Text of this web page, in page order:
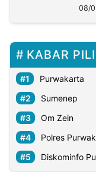
08/
KABAR
Purwakarta
Sumenep
Om Zein
Polres
Diskominfo